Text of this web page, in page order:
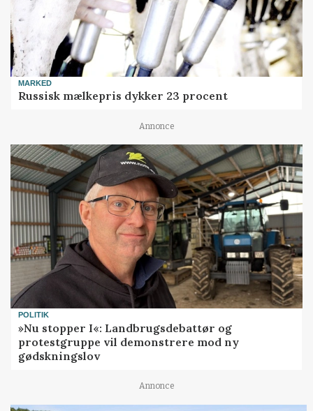
MARKED
Russisk mælkepris dykker 23 procent
Annonce
POLITIK
»Nu stopper I«: Landbrugsdebattør og
protestgruppe vil demonstrere mod ny
gødskningslov
Annonce